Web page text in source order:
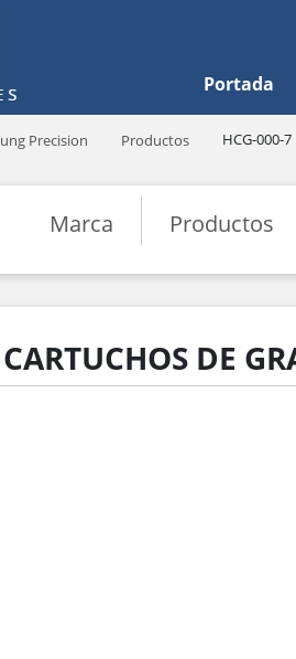
Portada
Precision Productos HCG-000-7
Marca Productos
DE